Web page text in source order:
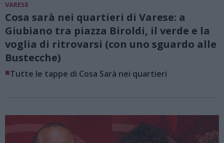
VARESE
Cosa sarà nei quartieri di Varese: a
Giubiano tra piazza Biroldi, il verde e la
voglia di ritrovarsi (con uno sguardo alle
Bustecche)
■Tutte le tappe di Cosa Sarà nei quartieri